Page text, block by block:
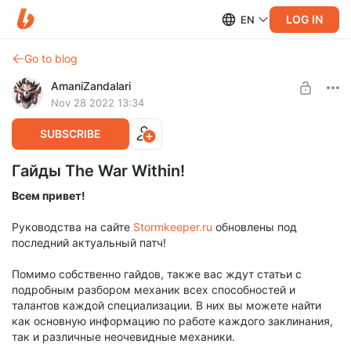
EN LOG IN
Go to blog
AmaniZandalari
Nov 28 2022 13:34
SUBSCRIBE
Гайды The War Within!
Всем привет!
Руководства на сайте Stormkeeper.ru обновлены под
последний актуальный патч!
Помимо собственно гайдов, также вас ждут статьи с
подробным разбором механик всех способностей и
талантов каждой специализации. В них вы можете найти
как основную информацию по работе каждого заклинания,
так и различные неочевидные механики.